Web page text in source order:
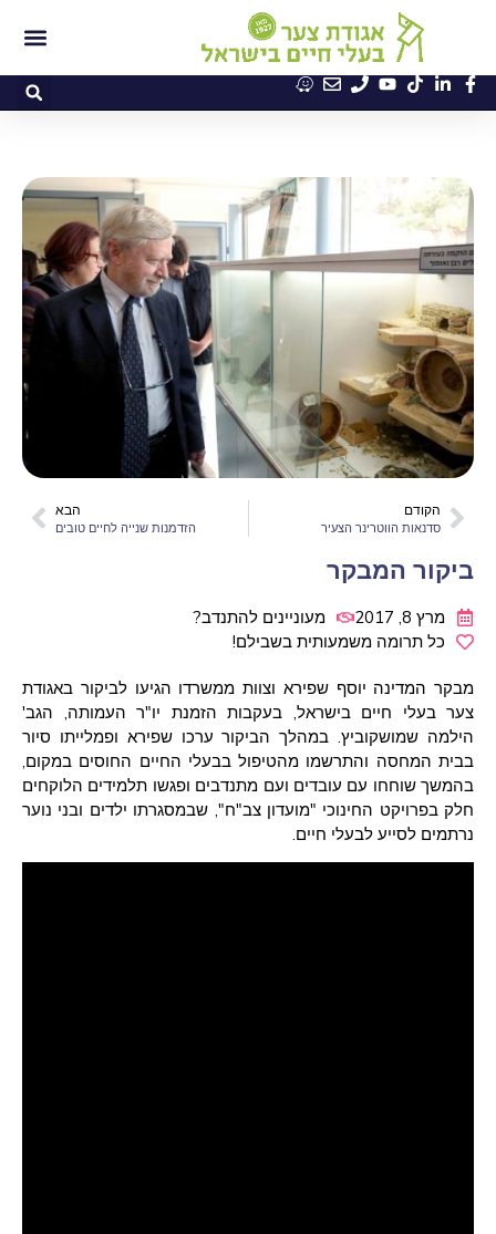
הקודם
סדנאות הווטרינר הצעיר
הבא
הזדמנות שנייה לחיים טובים
ביקור המבקר
מרץ 8, 2017
מעוניינים להתנדב?
כל תרומה משמעותית בשבילם!
מבקר המדינה יוסף שפירא וצוות ממשרדו הגיעו לביקור באגודת
צער בעלי חיים בישראל, בעקבות הזמנת יו"ר העמותה, הגב'
הילמה שמושקוביץ. במהלך הביקור ערכו שפירא ופמלייתו סיור
בבית המחסה והתרשמו מהטיפול בבעלי החיים החוסים במקום,
בהמשך שוחחו עם עובדים ועם מתנדבים ופגשו תלמידים הלוקחים
חלק בפרויקט החינוכי "מועדון צב"ח", שבמסגרתו ילדים ובני נוער
נרתמים לסייע לבעלי חיים.